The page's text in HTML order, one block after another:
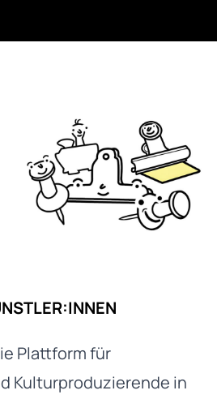
Plattform für
Kulturproduzierende in